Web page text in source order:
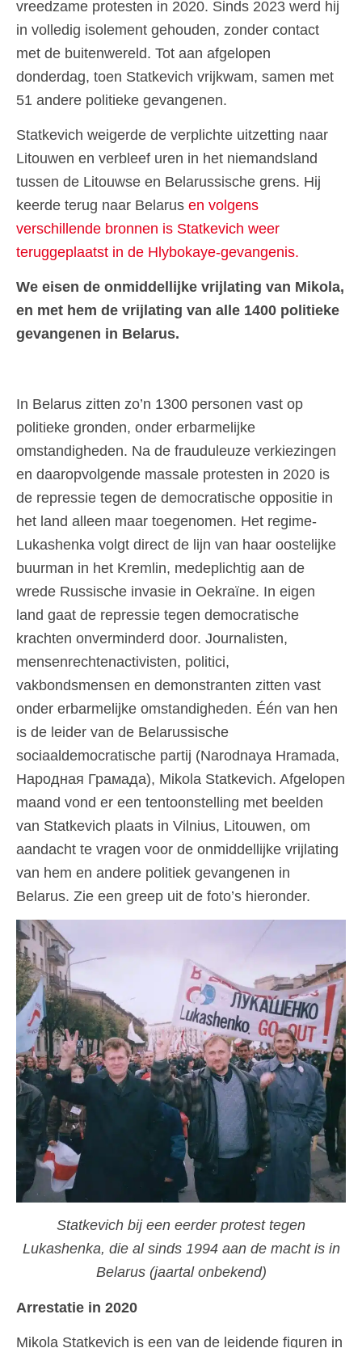
vreedzame protesten in 2020. Sinds 2023 werd hij
in volledig isolement gehouden, zonder contact
met de buitenwereld. Tot aan afgelopen
donderdag, toen Statkevich vrijkwam, samen met
51 andere politieke gevangenen.
Statkevich weigerde de verplichte uitzetting naar
Litouwen en verbleef uren in het niemandsland
tussen de Litouwse en Belarussische grens. Hij
keerde terug naar Belarus en volgens
verschillende bronnen is Statkevich weer
teruggeplaatst in de Hlybokaye-gevangenis.
We eisen de onmiddellijke vrijlating van Mikola,
en met hem de vrijlating van alle 1400 politieke
gevangenen in Belarus.
In Belarus zitten zo’n 1300 personen vast op
politieke gronden, onder erbarmelijke
omstandigheden. Na de frauduleuze verkiezingen
en daaropvolgende massale protesten in 2020 is
de repressie tegen de democratische oppositie in
het land alleen maar toegenomen. Het regime-
Lukashenka volgt direct de lijn van haar oostelijke
buurman in het Kremlin, medeplichtig aan de
wrede Russische invasie in Oekraïne. In eigen
land gaat de repressie tegen democratische
krachten onverminderd door. Journalisten,
mensenrechtenactivisten, politici,
vakbondsmensen en demonstranten zitten vast
onder erbarmelijke omstandigheden. Één van hen
is de leider van de Belarussische
sociaaldemocratische partij (Narodnaya Hramada,
Народная Грамада), Mikola Statkevich. Afgelopen
maand vond er een tentoonstelling met beelden
van Statkevich plaats in Vilnius, Litouwen, om
aandacht te vragen voor de onmiddellijke vrijlating
van hem en andere politiek gevangenen in
Belarus. Zie een greep uit de foto’s hieronder.
Statkevich bij een eerder protest tegen
Lukashenka, die al sinds 1994 aan de macht is in
Belarus (jaartal onbekend)
Arrestatie in 2020
Mikola Statkevich is een van de leidende figuren in